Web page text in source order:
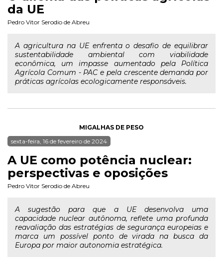
da UE
Pedro Vitor Serodio de Abreu
A agricultura na UE enfrenta o desafio de equilibrar
sustentabilidade ambiental com viabilidade
econômica, um impasse aumentado pela Política
Agrícola Comum - PAC e pela crescente demanda por
práticas agrícolas ecologicamente responsáveis.
MIGALHAS DE PESO
sexta-feira, 16 de fevereiro de 2024
A UE como potência nuclear:
perspectivas e oposições
Pedro Vitor Serodio de Abreu
A sugestão para que a UE desenvolva uma
capacidade nuclear autônoma, reflete uma profunda
reavaliação das estratégias de segurança europeias e
marca um possível ponto de virada na busca da
Europa por maior autonomia estratégica.